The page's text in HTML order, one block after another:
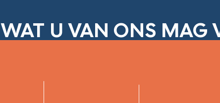
WAT U VAN ONS MAG